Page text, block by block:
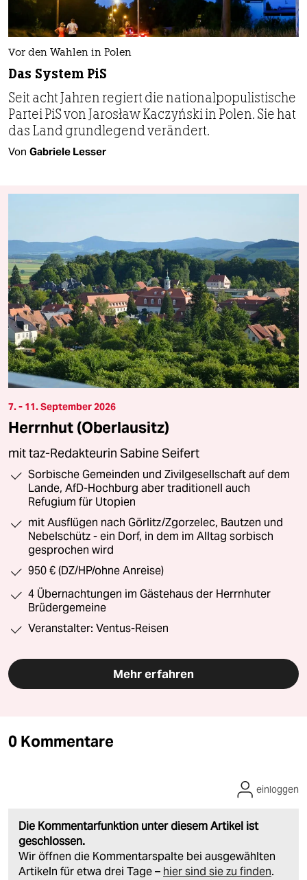
Vor den Wahlen in Polen
Das System PiS
Seit acht Jahren regiert die nationalpopulistische
Partei PiS von Jarosław Kaczyński in Polen. Sie hat
das Land grundlegend verändert.
Von Gabriele Lesser
7. - 11. September 2026
Herrnhut (Oberlausitz)
mit taz-Redakteurin Sabine Seifert
Sorbische Gemeinden und Zivilgesellschaft auf dem
Lande, AfD-Hochburg aber traditionell auch
Refugium für Utopien
mit Ausflügen nach Görlitz/Zgorzelec, Bautzen und
Nebelschütz - ein Dorf, in dem im Alltag sorbisch
gesprochen wird
950 € (DZ/HP/ohne Anreise)
4 Übernachtungen im Gästehaus der Herrnhuter
Brüdergemeine
Veranstalter: Ventus-Reisen
Mehr erfahren
0 Kommentare
Die Kommentarfunktion unter diesem Artikel ist
geschlossen.
Wir öffnen die Kommentarspalte bei ausgewählten
Artikeln für etwa drei Tage – hier sind sie zu finden.
einloggen